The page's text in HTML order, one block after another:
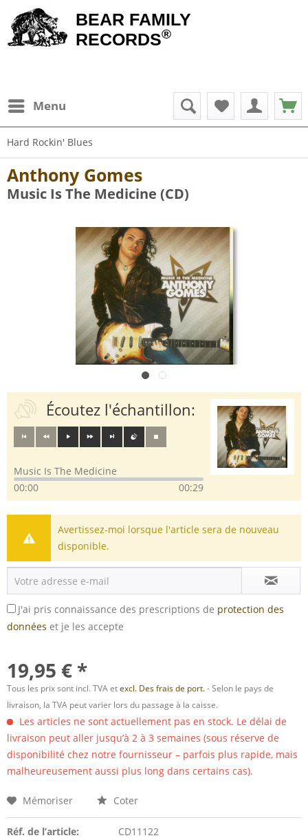
BEAR FAMILY
RECORDS®
Menu
Hard Rockin' Blues
Anthony Gomes
Music Is The Medicine (CD)
Écoutez l'échantillon:
Music Is The Medicine
00:00
00:29
Avertissez-moi lorsque l'article sera de nouveau
disponible.
J'ai pris connaissance des prescriptions de protection des
données et je les accepte
19,95 € *
Tous les prix sont incl. TVA etexcl. Des frais de port.- Selon le pays de
livraison, la TVA peut varier lors du passage à la caisse.
Les articles ne sont actuellement pas en stock. Le délai de
livraison peut aller jusqu’à 2 à 3 semaines (sous réserve de
disponibilité chez notre fournisseur – parfois plus rapide, mais
malheureusement aussi plus long dans certains cas).
Mémoriser Coter
Réf. de l’article:
CD11122